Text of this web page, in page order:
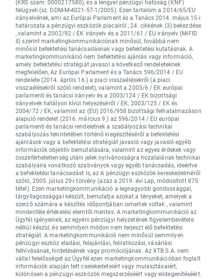
(KRS szám: 0000217580), és a lengyel pénzügyi hatóság (KNF)
felügyeli (sz. DDM-M-4021-57-1/2005). Ezen tartalom a 2014/65/EU
irányelvének, ami az Európai Parlament és a Tanács 2014. május 15-i
határozata a pénzügyi eszközök piacairól , 24. cikkének (3) bekezdése
, valamint a 2002/92 / EK irányelv és a 2011/61 / EU irányelv (MiFID
II) szerint marketingkommunikációnak minősül, továbbá nem
minősül befektetési tanácsadásnak vagy befektetési kutatásnak. A
marketingkommunikáció nem befektetési ajánlás vagy információ,
amely befektetési stratégiát javasol a következő rendeleteknek
megfelelően, Az Európai Parlament és a Tanács 596/2014 / EU
rendelete (2014. április 16.) a piaci visszaélésekről (a piaci
visszaélésekről szóló rendelet), valamint a 2003/6 / EK európai
parlamenti és tanácsi irányelv és a 2003/124 / EK bizottsági
irányelvek hatályon kívül helyezéséről / EK, 2003/125 / EK és
2004/72 / EK, valamint az (EU) 2016/958 bizottsági felhatalmazáson
alapuló rendelet (2016. március 9.) az 596/2014 / EU európai
parlamenti és tanácsi rendeletnek a szabályozási technikai
szabályozás tekintetében történő kiegészítéséről a befektetési
ajánlások vagy a befektetési stratégiát javasló vagy javasló egyéb
információk objektív bemutatására, valamint az egyes érdekek vagy
összeférhetetlenség utáni jelek nyilvánosságra hozatalának technikai
szabályaira vonatkozó szabványok vagy egyéb tanácsadás, ideértve
a befektetési tanácsadást is, az A pénzügyi eszközök kereskedelméről
szóló, 2005. július 29-i törvény (azaz a 2019. évi Lap, módosított 875
tétel). Ezen marketingkommunikáció a legnagyobb gondossággal,
tárgyilagossággal készült, bemutatja azokat a tényeket, amelyek a
szerző számára a készítés időpontjában ismertek voltak , valamint
mindenféle értékelési elemtől mentes. A marketingkommunikáció az
Ügyfél igényeinek, az egyéni pénzügyi helyzetének figyelembevétele
nélkül készül, és semmilyen módon nem terjeszt elő befektetési
stratégiát. A marketingkommunikáció nem minősül semmilyen
pénzügyi eszköz eladási, felajánlási, feliratkozási, vásárlási
felhívásának, hirdetésének vagy promóciójának. Az XTB S.A. nem
vállal felelősséget az Ügyfél ezen marketingkommunikációban foglalt
információk alapján tett cselekedeteiért vagy mulasztásaiért,
különösen a pénzügyi eszközök megszerzéséért vagy elidegenítéséért.